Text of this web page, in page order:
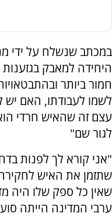
במכתב שנשלח על ידי
היחידה למאבק
חמור ביותר
לשמו לעבודתו, האם יש
עצם זה שהאיש חרדי
לגור שם"
"אני קורא לך לפנות
שתזמן את האיש לחקירה
שאין כל ספק שלו היה
ערבי המדינה הייתה